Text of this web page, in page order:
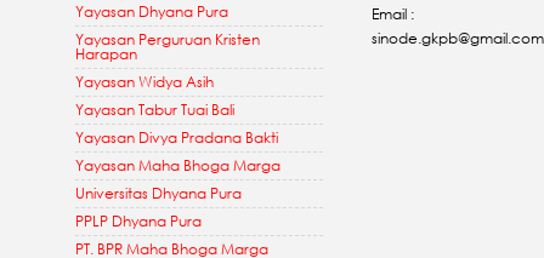
Yayasan Dhyana Pura
Yayasan Perguruan Kristen
Harapan
Yayasan Widya Asih
Yayasan Tabur Tuai Bali
Yayasan Divya Pradana Bakti
Yayasan Maha Bhoga Marga
Universitas Dhyana Pura
PPLP Dhyana Pura
PT. BPR Maha Bhoga Marga
Email :
sinode.gkpb@gmail.com